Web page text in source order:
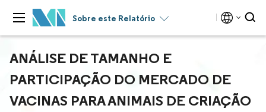
Sobre este Relatório
ANÁLISE DE TAMANHO E
PARTICIPAÇÃO DO MERCADO DE
VACINAS PARA ANIMAIS DE CRIAÇÃO